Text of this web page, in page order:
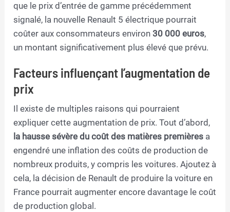
que le prix d’entrée de gamme précédemment
signalé, la nouvelle Renault 5 électrique pourrait
coûter aux consommateurs environ30 000 euros,
un montant significativement plus élevé que prévu.
Facteurs influençant l’augmentation de
prix
Il existe de multiples raisons qui pourraient
expliquer cette augmentation de prix. Tout d’abord,
la hausse sévère du coût des matières premières a
engendré une inflation des coûts de production de
nombreux produits, y compris les voitures. Ajoutez à
cela, la décision de Renault de produire la voiture en
France pourrait augmenter encore davantage le coût
de production global.